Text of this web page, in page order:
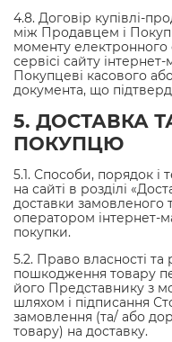
4.8. Договір купівлі-
між Продавцем і
моменту
сервісі сайту
Покупцеві касового
документа, що
5. ДОСТАВКА
ПОКУПЦЮ
5.1. Способи, порядок і
на сайті в розділі
доставки замовленого
оператором інтернет-
покупки.
5.2. Право власності
пошкодження товару
його Представнику з
шляхом і підписання
замовлення (та/ або
товару) на доставку.